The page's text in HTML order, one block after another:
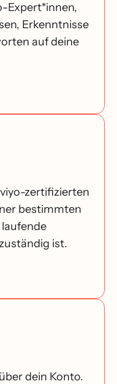
Expert*innen,
Erkenntnisse
auf deine
zertifizierten
bestimmten
ist.
dein Konto.